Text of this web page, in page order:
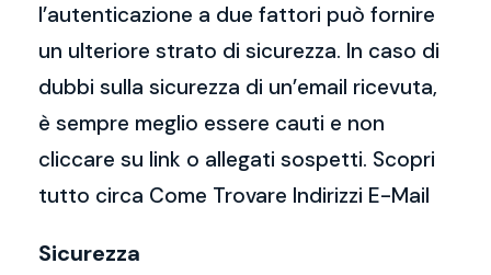
l’autenticazione a due fattori può fornire
un ulteriore strato di sicurezza. In caso di
dubbi sulla sicurezza di un’email ricevuta,
è sempre meglio essere cauti e non
cliccare su link o allegati sospetti. Scopri
tutto circa Come Trovare Indirizzi E-Mail
Sicurezza